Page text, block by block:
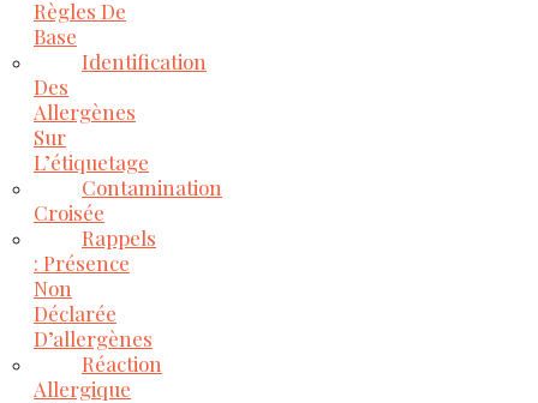
Règles De
Base
Identification
Des
Allergènes
Sur
L’étiquetage
Contamination
Croisée
Rappels
: Présence
Non
Déclarée
D’allergènes
Réaction
Allergique